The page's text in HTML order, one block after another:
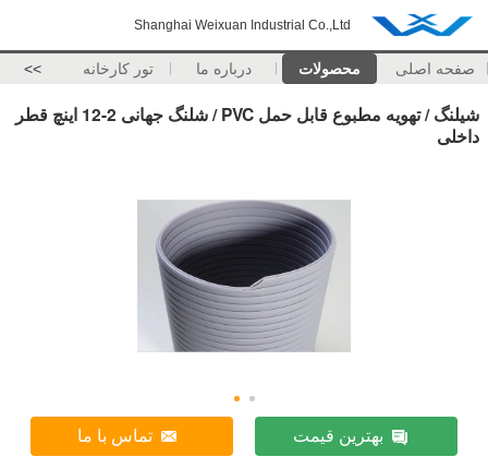
Shanghai Weixuan Industrial Co.,Ltd
صفحه اصلی محصولات درباره ما تور کارخانه >>
شیلنگ / تهویه مطبوع قابل حمل PVC / شلنگ جهانی 2-12 اینچ قطر
داخلی
بهترین قیمت تماس با ما